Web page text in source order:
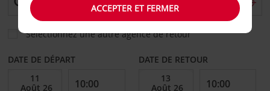
Sélectionnez une autre agence de retour
DATE DE DÉPART DATE DE RETOUR
ACCEPTER ET FERMER